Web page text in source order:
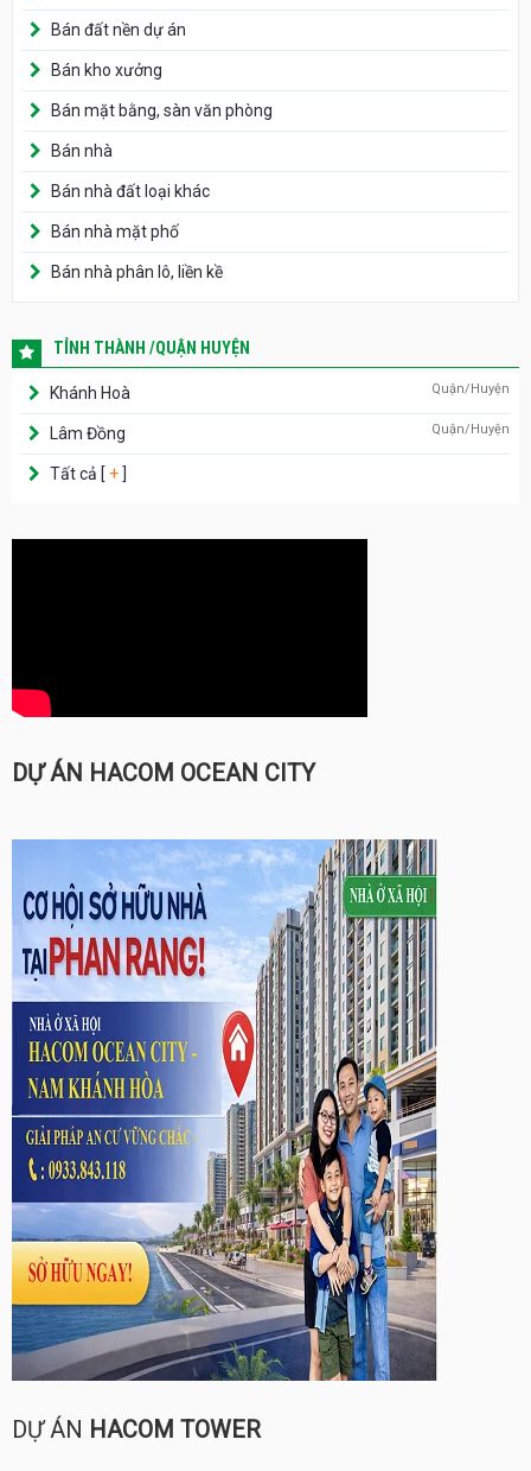
Bán đất nền dự án
Bán kho xưởng
Bán mặt bằng, sàn văn phòng
Bán nhà
Bán nhà đất loại khác
Bán nhà mặt phố
Bán nhà phân lô, liền kề
TỈNH THÀNH /QUẬN HUYỆN
Khánh Hoà Quận/Huyện
Lâm Đồng Quận/Huyện
Tất cả [ + ]
DỰ ÁN HACOM OCEAN CITY
DỰ ÁN HACOM TOWER